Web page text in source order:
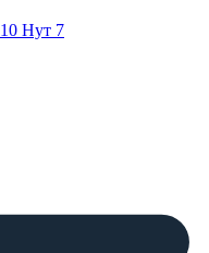
10 Нут 7